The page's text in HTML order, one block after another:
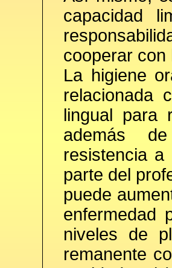
capacidad
cooperar
La higiene
relacionada
lingual para
además
resistencia
parte del
puede
enfermedad
niveles de
remanente